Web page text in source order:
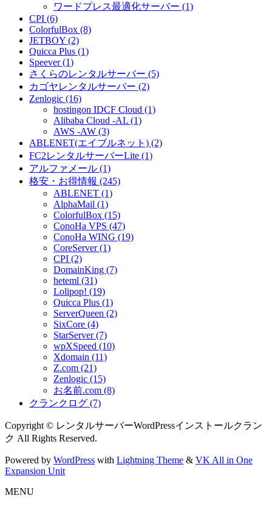
ワードプレス最適化サーバー (1)
CPI (6)
ColorfulBox (8)
JETBOY (2)
Quicca Plus (1)
Speever (1)
さくらのレンタルサーバー (5)
カゴヤレンタルサーバー (2)
Zenlogic (16)
hostingon IDCF Cloud (1)
Alibaba Cloud -AL (1)
AWS -AW (3)
ABLENET(エイブルネット) (2)
FC2レンタルサーバーLite (1)
アルファメール (1)
格安・お得情報 (245)
ABLENET (1)
AlphaMail (1)
ColorfulBox (15)
ConoHa VPS (47)
ConoHa WING (19)
CoreServer (1)
CPI (2)
DomainKing (7)
heteml (31)
Lolipop! (19)
Quicca Plus (1)
ServerQueen (2)
SixCore (4)
StarServer (7)
wpXSpeed (10)
Xdomain (11)
Z.com (21)
Zenlogic (15)
お名前.com (8)
クランクログ (7)
Copyright © レンタルサーバーWordPressインストールクラン
ク All Rights Reserved.
Powered by WordPress with Lightning Theme & VK All in One
Expansion Unit
MENU